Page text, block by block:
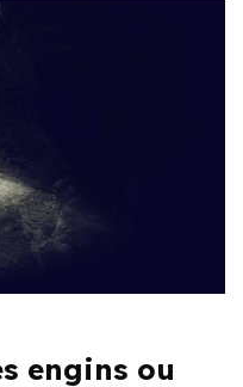
engins ou